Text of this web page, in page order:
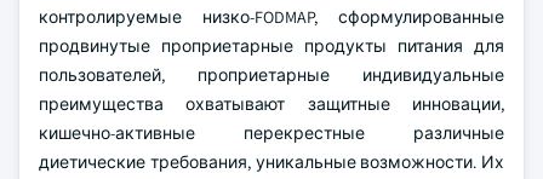
контролируемые низко-FODMAP, сформулированные
продвинутые проприетарные продукты питания для
пользователей, проприетарные индивидуальные
преимущества охватывают защитные инновации,
кишечно-активные перекрестные различные
диетические требования, уникальные возможности. Их